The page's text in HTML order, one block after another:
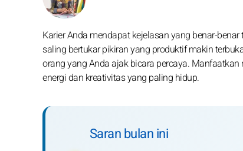
Karier Anda mendapat kejelasan yang benar-
saling bertukar pikiran yang produktif makin
orang yang Anda ajak bicara percaya.
energi dan kreativitas yang paling hidup.
Saran bulan ini